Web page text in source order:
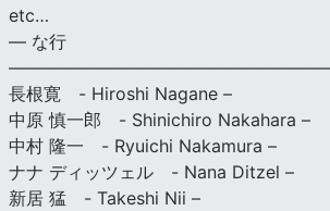
etc…
— な行
長根寛 - Hiroshi Nagane –
中原 慎一郎 - Shinichiro Nakahara –
中村 隆一 - Ryuichi Nakamura –
ナナ ディッツェル - Nana Ditzel –
新居 猛 - Takeshi Nii –